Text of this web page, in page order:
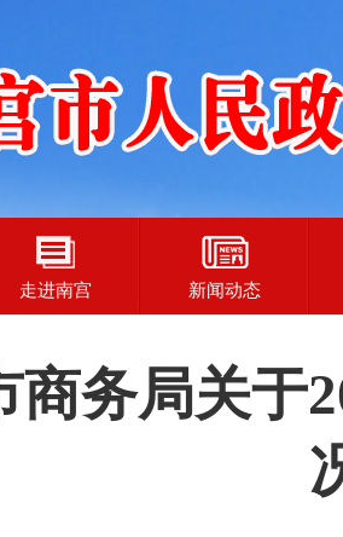
走进南宫 新闻动态
商务局关于